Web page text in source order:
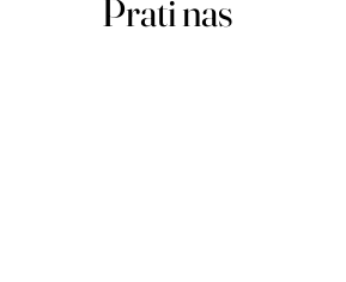
Prati nas